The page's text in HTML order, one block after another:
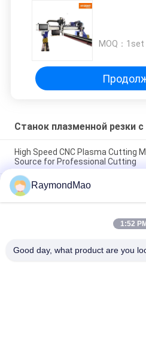
MOQ： 1set
Станок плазменной резки
High Speed CNC Plasma Cutting
Source for Professional Cutting
Plasma Cutter with IP54
Thickness
CNC Plasma Cutting Table with
Transmission System, AC220V/
RaymondMao
1:52 PM
Good day, what product are you